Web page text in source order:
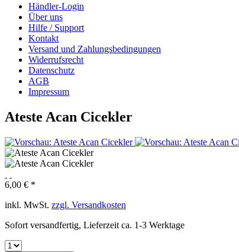
Händler-Login
Über uns
Hilfe / Support
Kontakt
Versand und Zahlungsbedingungen
Widerrufsrecht
Datenschutz
AGB
Impressum
Ateste Acan Cicekler
6,00 € *
inkl. MwSt. zzgl. Versandkosten
Sofort versandfertig, Lieferzeit ca. 1-3 Werktage